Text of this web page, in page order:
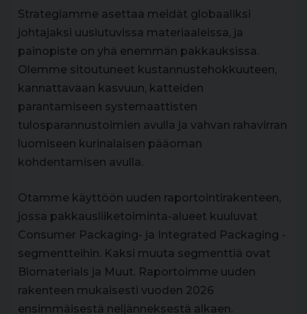
Strategiamme asettaa meidät globaaliksi
johtajaksi uusiutuvissa materiaaleissa, ja
painopiste on yhä enemmän pakkauksissa.
Olemme sitoutuneet kustannustehokkuuteen,
kannattavaan kasvuun, katteiden
parantamiseen systemaattisten
tulosparannustoimien avulla ja vahvan rahavirran
luomiseen kurinalaisen pääoman
kohdentamisen avulla.
Otamme käyttöön uuden raportointirakenteen,
jossa pakkausliiketoiminta-alueet kuuluvat
Consumer Packaging- ja Integrated Packaging -
segmentteihin. Kaksi muuta segmenttiä ovat
Biomaterials ja Muut. Raportoimme uuden
rakenteen mukaisesti vuoden 2026
ensimmäisestä neljänneksestä alkaen.